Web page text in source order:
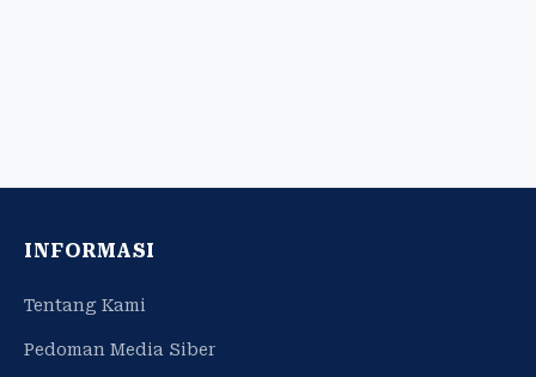
INFORMASI
Tentang Kami
Pedoman Media Siber